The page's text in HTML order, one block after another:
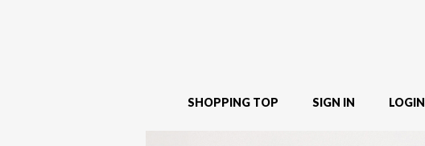
SHOPPING TOP SIGN IN LOGIN